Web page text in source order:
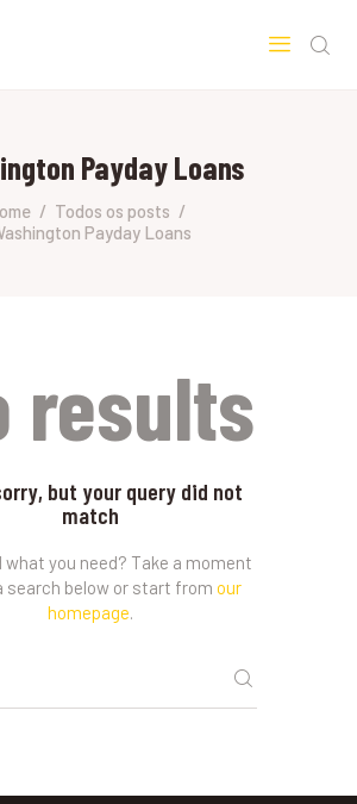
Payday Loans
Todos os posts
Payday Loans
LATERSOLO
results
but your query did not
match
what you need? Take a moment
search below or start from our
homepage.